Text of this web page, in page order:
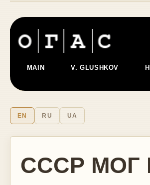
MAIN V. GLUSHKOV
EN RU UA
СССР